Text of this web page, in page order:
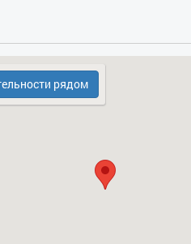
с животными:нет
массовых мероприятий:
рядом